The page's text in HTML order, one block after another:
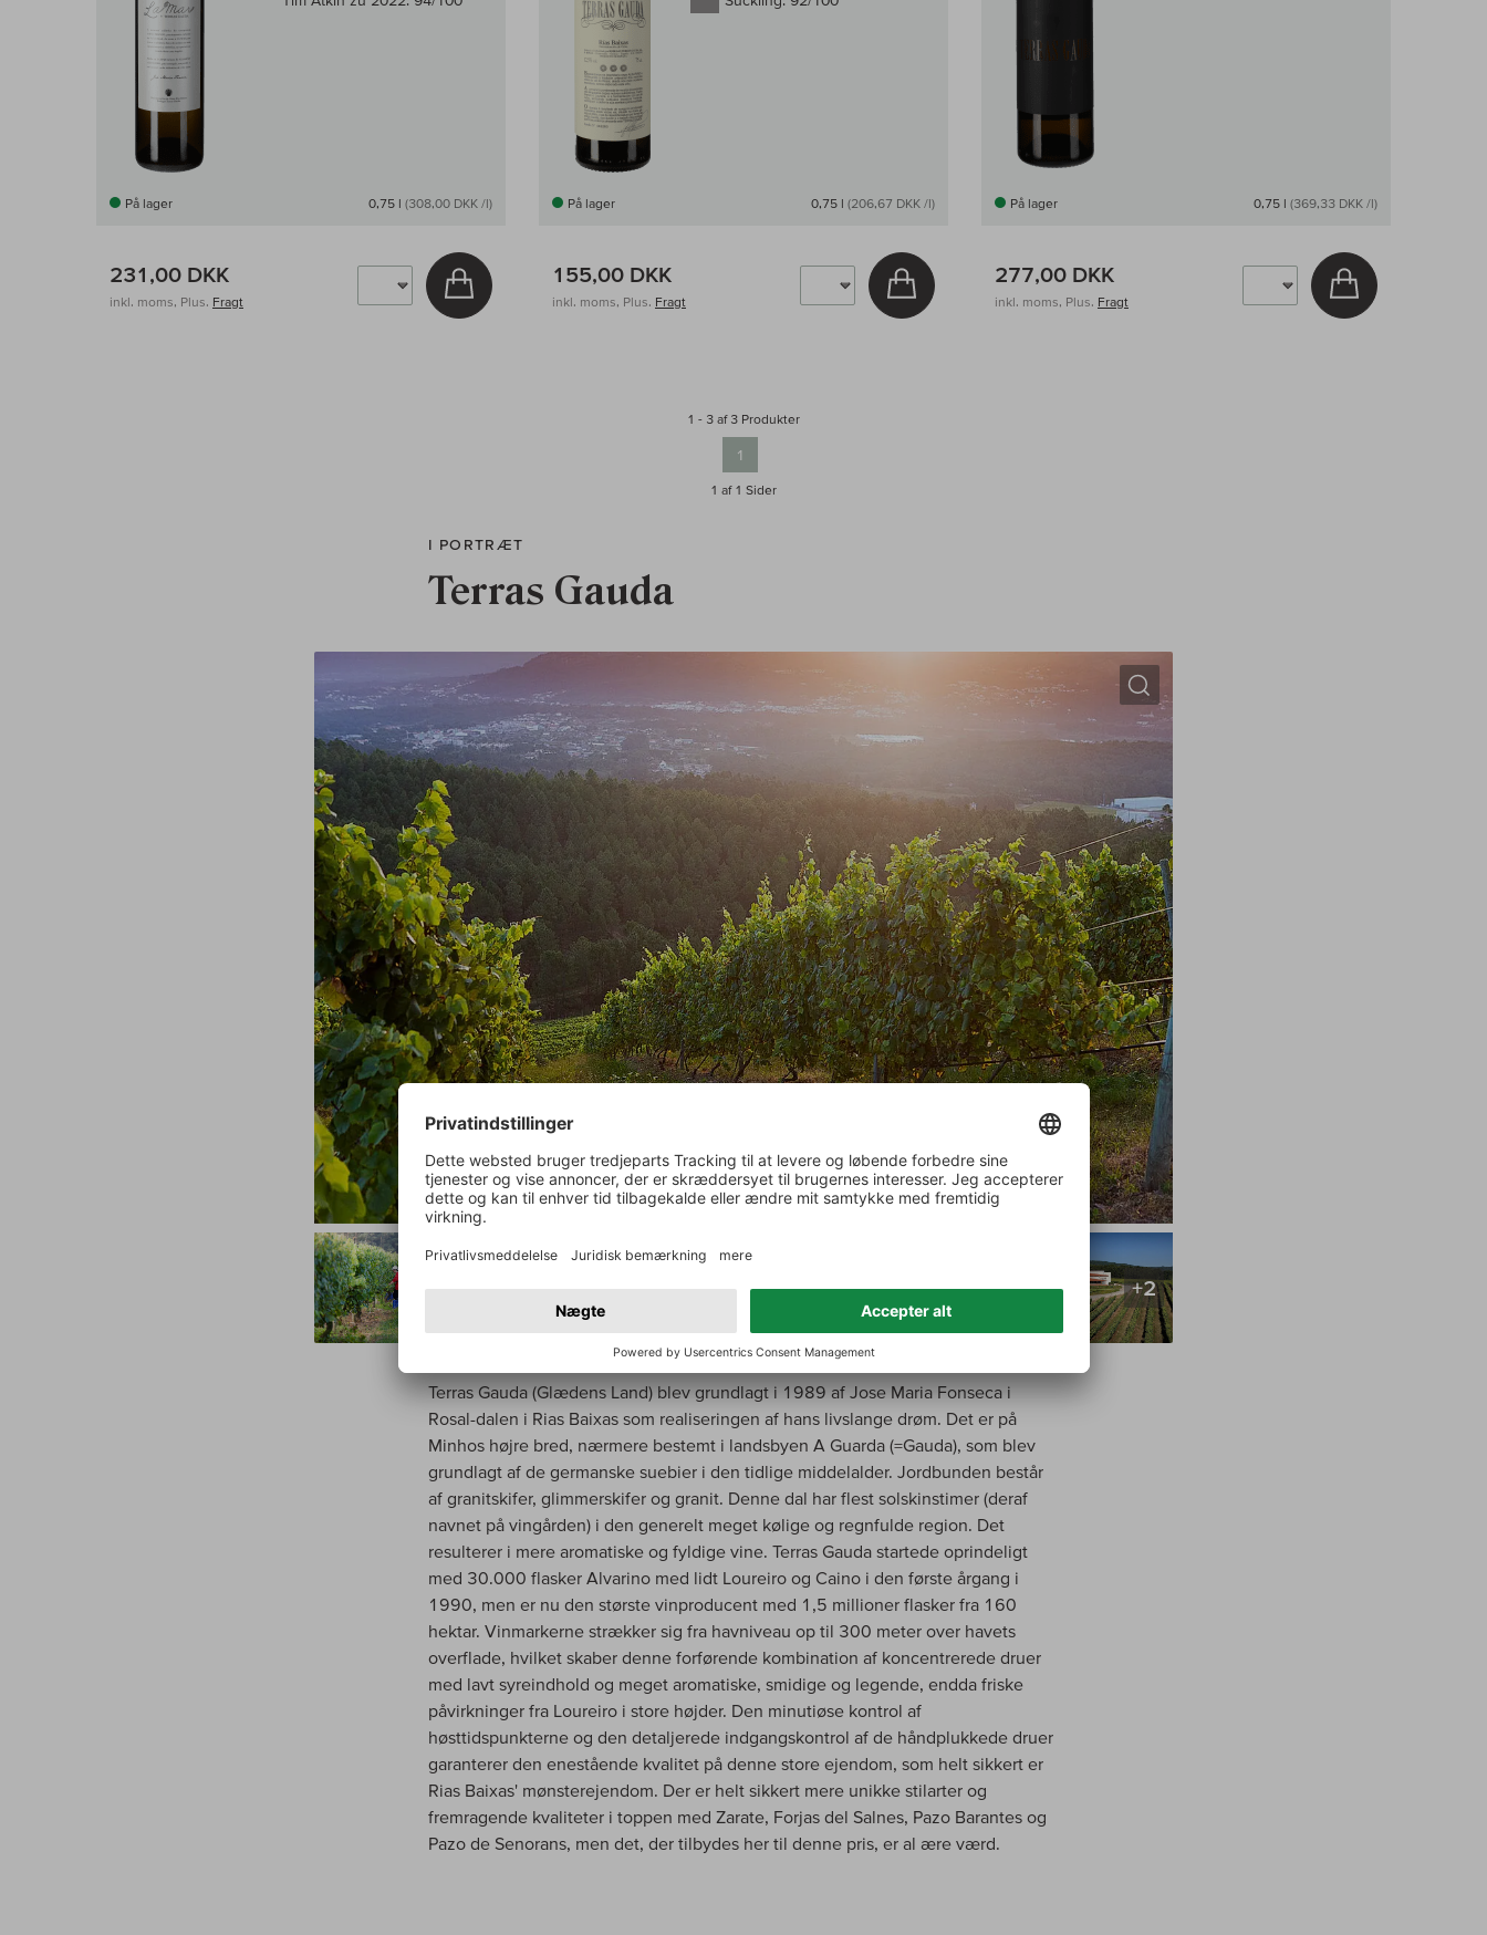
På lager 0,75 l (308,00 DKK /l)
231,00 DKK
inkl. moms, Plus. Fragt
Læg i kurv
På lager 0,75 l (206,67 DKK /l)
155,00 DKK
inkl. moms, Plus. Fragt
Læg i kurv
På lager 0,75 l (369,33 DKK /l)
277,00 DKK
inkl. moms, Plus. Fragt
Læg i kurv
1 - 3 af 3 Produkter
1
1 af 1 Sider
I PORTRÆT
Terras Gauda
+2
Terras Gauda (Glædens Land) blev grundlagt i 1989 af Jose Maria Fonseca i
Rosal-dalen i Rias Baixas som realiseringen af hans livslange drøm. Det er på
Minhos højre bred, nærmere bestemt i landsbyen A Guarda (=Gauda), som blev
grundlagt af de germanske suebier i den tidlige middelalder. Jordbunden består
af granitskifer, glimmerskifer og granit. Denne dal har flest solskinstimer (deraf
navnet på vingården) i den generelt meget kølige og regnfulde region. Det
resulterer i mere aromatiske og fyldige vine. Terras Gauda startede oprindeligt
med 30.000 flasker Alvarino med lidt Loureiro og Caino i den første årgang i
1990, men er nu den største vinproducent med 1,5 millioner flasker fra 160
hektar. Vinmarkerne strækker sig fra havniveau op til 300 meter over havets
overflade, hvilket skaber denne forførende kombination af koncentrerede druer
med lavt syreindhold og meget aromatiske, smidige og legende, endda friske
påvirkninger fra Loureiro i store højder. Den minutiøse kontrol af
høsttidspunkterne og den detaljerede indgangskontrol af de håndplukkede druer
garanterer den enestående kvalitet på denne store ejendom, som helt sikkert er
Rias Baixas' mønsterejendom. Der er helt sikkert mere unikke stilarter og
fremragende kvaliteter i toppen med Zarate, Forjas del Salnes, Pazo Barantes og
Pazo de Senorans, men det, der tilbydes her til denne pris, er al ære værd.